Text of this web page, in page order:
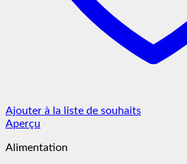
Ajouter à la liste de souhaits
Aperçu
Alimentation